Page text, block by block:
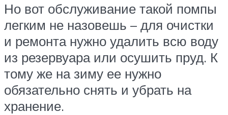
Но вот обслуживание такой помпы
легким не назовешь – для очистки
и ремонта нужно удалить всю воду
из резервуара или осушить пруд. К
тому же на зиму ее нужно
обязательно снять и убрать на
хранение.